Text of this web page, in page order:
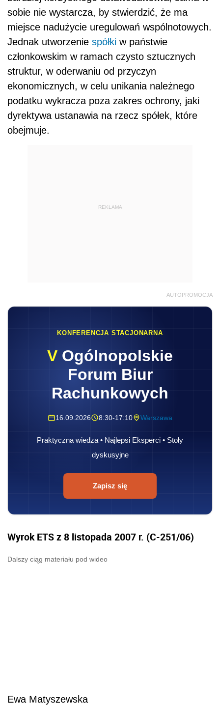
sobie nie wystarcza, by stwierdzić, że ma
miejsce nadużycie uregulowań wspólnotowych.
Jednak utworzenie spółki w państwie
członkowskim w ramach czysto sztucznych
struktur, w oderwaniu od przyczyn
ekonomicznych, w celu unikania należnego
podatku wykracza poza zakres ochrony, jaki
dyrektywa ustanawia na rzecz spółek, które
obejmuje.
REKLAMA
AUTOPROMOCJA
KONFERENCJA STACJONARNA
V Ogólnopolskie
Forum Biur
Rachunkowych
16.09.2026 8:30-17:10 Warszawa
Praktyczna wiedza • Najlepsi Eksperci • Stoły
dyskusyjne
Zapisz się
Wyrok ETS z 8 listopada 2007 r. (C-251/06)
Dalszy ciąg materiału pod wideo
Ewa Matyszewska